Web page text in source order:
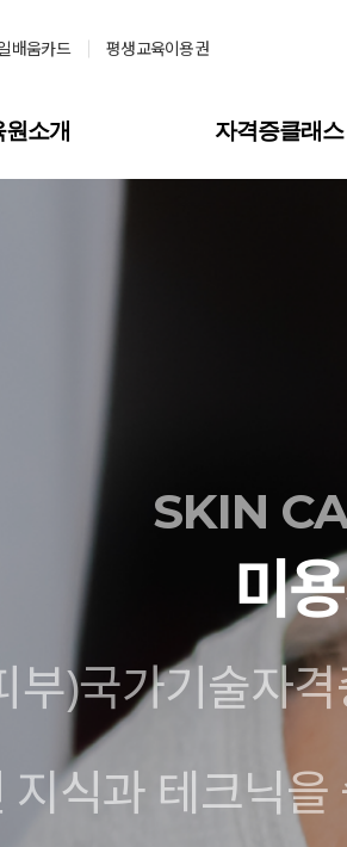
배움카드 평생교육이용권
원소개 자격증클래스
SKIN
미
부)국가기술자
지식과 테크닉